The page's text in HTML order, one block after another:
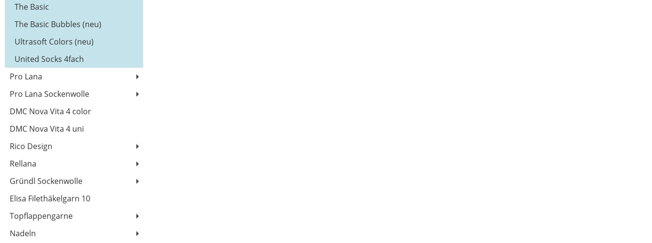
The Basic
The Basic Bubbles (neu)
Ultrasoft Colors (neu)
United Socks 4fach
Pro Lana
Pro Lana Sockenwolle
DMC Nova Vita 4 color
DMC Nova Vita 4 uni
Rico Design
Rellana
Gründl Sockenwolle
Elisa Filethäkelgarn 10
Topflappengarne
Nadeln